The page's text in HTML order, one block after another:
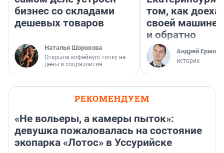
бизнес со складами
дешевых товаров
Наталья Шорохова
Открыла кофейную точку на
деньги соцразвития
том, как
своей машине
и обратно
Андрей
историк
РЕКОМЕНДУЕМ
«Не вольеры, а камеры пыток»:
девушка пожаловалась на состояние
экопарка «Лотос» в Уссурийске